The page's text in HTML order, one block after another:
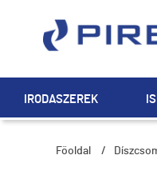
IRODASZEREK
Főoldal /